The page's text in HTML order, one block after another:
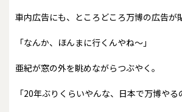
車内広告にも、ところどころ万博の広告が
「なんか、ほんまに行くんやね～」
亜紀が窓の外を眺めながらつぶやく。
「20年ぶりくらいやんな、日本で万博やる